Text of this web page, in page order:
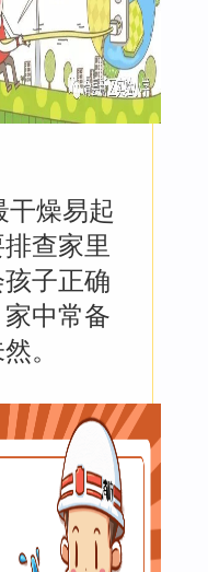
燥易起
查家里
子正确
中常备
。